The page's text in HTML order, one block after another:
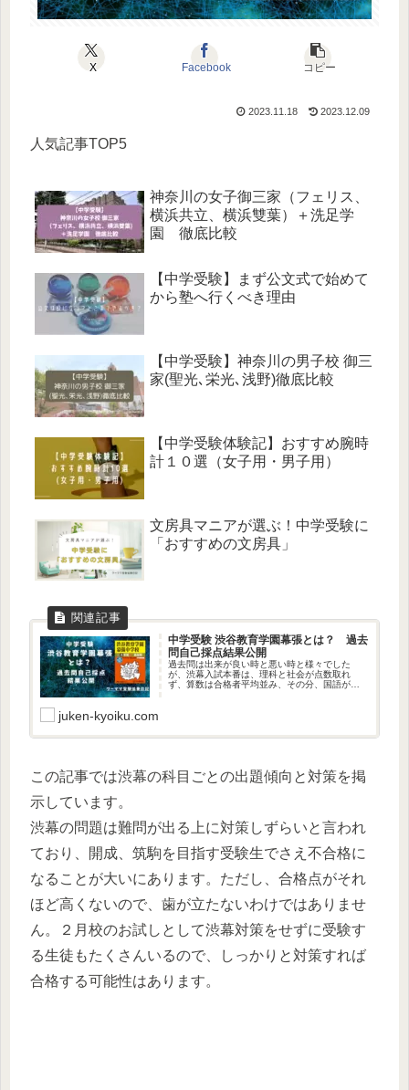
X Facebook コピー
2023.11.18 2023.12.09
人気記事TOP5
神奈川の女子御三家（フェリス、
横浜共立、横浜雙葉）＋洗足学
園 徹底比較
【中学受験】まず公文式で始めて
から塾へ行くべき理由
【中学受験】神奈川の男子校 御三
家(聖光､栄光､浅野)徹底比較
【中学受験体験記】おすすめ腕時
計１０選（女子用・男子用）
文房具マニアが選ぶ！中学受験に
「おすすめの文房具」
中学受験 渋谷教育学園幕張とは？ 過去
問自己採点結果公開
過去問は出来が良い時と悪い時と様々でした
が、渋幕入試本番は、理科と社会が点数取れ
ず、算数は合格者平均並み、その分、国語がい
juken-kyoiku.com
この記事では渋幕の科目ごとの出題傾向と対策を掲
示しています。
渋幕の問題は難問が出る上に対策しずらいと言われ
ており、開成、筑駒を目指す受験生でさえ不合格に
なることが大いにあります。ただし、合格点がそれ
ほど高くないので、歯が立たないわけではありませ
ん。２月校のお試しとして渋幕対策をせずに受験す
る生徒もたくさんいるので、しっかりと対策すれば
合格する可能性はあります。